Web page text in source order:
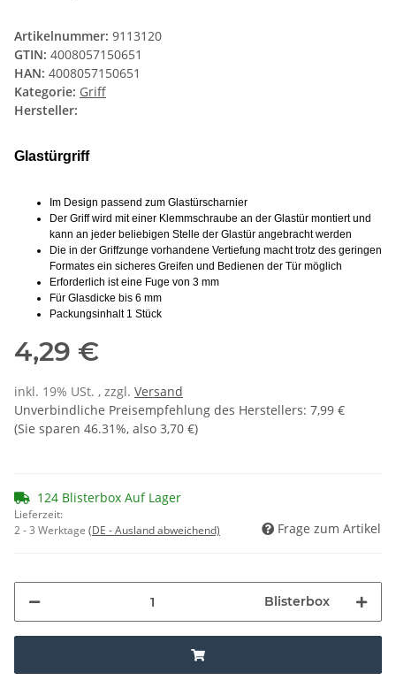
Artikelnummer: 9113120
GTIN: 4008057150651
HAN: 4008057150651
Kategorie: Griff
Hersteller:
Glastürgriff
Im Design passend zum Glastürscharnier
Der Griff wird mit einer Klemmschraube an der Glastür montiert und
kann an jeder beliebigen Stelle der Glastür angebracht werden
Die in der Griffzunge vorhandene Vertiefung macht trotz des geringen
Formates ein sicheres Greifen und Bedienen der Tür möglich
Erforderlich ist eine Fuge von 3 mm
Für Glasdicke bis 6 mm
Packungsinhalt 1 Stück
4,29 €
inkl. 19% USt. , zzgl. Versand
Unverbindliche Preisempfehlung des Herstellers: 7,99 €
(Sie sparen 46.31%, also 3,70 €)
124 Blisterbox Auf Lager
Lieferzeit:
2 - 3 Werktage (DE - Ausland abweichend) Frage zum Artikel
Blisterbox